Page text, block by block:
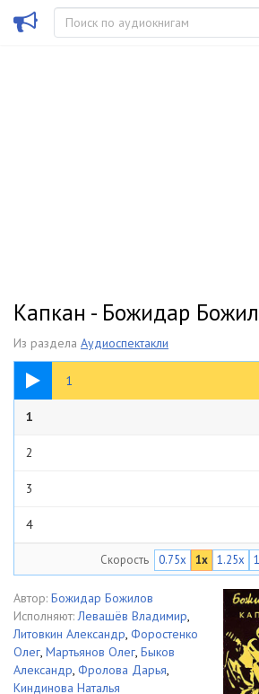
Капкан - Божидар
Из раздела Аудиоспектакли
1
17:08
1
2
3
4
6
7
Скорость 0.75x 1x 1.25x
Автор: Божидар Божилов
Исполняют: Левашёв Владимир,
Литовкин Александр, Форостенко
Олег, Мартьянов Олег, Быков
Александр, Фролова Дарья,
Киндинова Наталья